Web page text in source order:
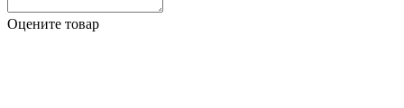
Оцените товар